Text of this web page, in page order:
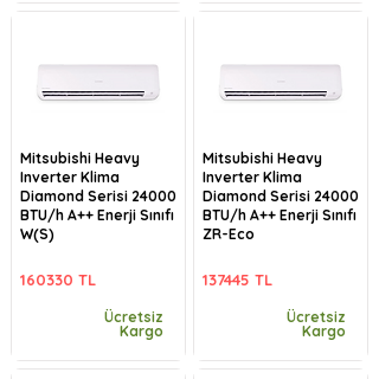
Mitsubishi Heavy
Inverter Klima
Diamond Serisi 24000
BTU/h A++ Enerji Sınıfı
W(S)
160330 TL
Ücretsiz
Kargo
Mitsubishi Heavy
Inverter Klima
Diamond Serisi 24000
BTU/h A++ Enerji Sınıfı
ZR-Eco
137445 TL
Ücretsiz
Kargo